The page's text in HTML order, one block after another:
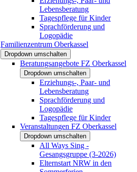
Lebensberatung
Tagespflege für Kinder
Sprachförderung und
Logopädie
Familienzentrum Oberkassel
Dropdown umschalten
Beratungsangebote FZ Oberkassel
Dropdown umschalten
Erziehungs-, Paar- und
Lebensberatung
Sprachförderung und
Logopädie
Tagespflege für Kinder
Veranstaltungen FZ Oberkassel
Dropdown umschalten
All Ways Sing -
Gesangsgruppe (3-2026)
Elternstart NRW in den